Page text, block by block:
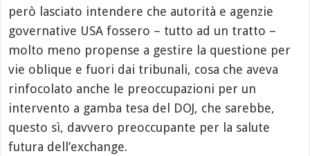
però lasciato intendere che autorità e agenzie
governative USA fossero – tutto ad un tratto –
molto meno propense a gestire la questione per
vie oblique e fuori dai tribunali, cosa che aveva
rinfocolato anche le preoccupazioni per un
intervento a gamba tesa del DOJ, che sarebbe,
questo sì, davvero preoccupante per la salute
futura dell’exchange.